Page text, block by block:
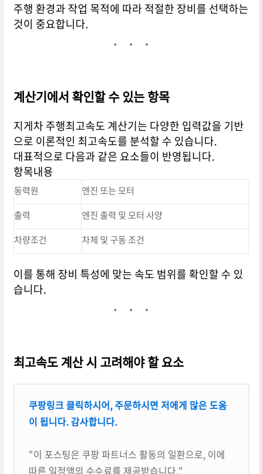
주행 환경과 작업 목적에 따라 적절한 장비를 선택하는
것이 중요합니다.
계산기에서 확인할 수 있는 항목
지게차 주행최고속도 계산기는 다양한 입력값을 기반
으로 이론적인 최고속도를 분석할 수 있습니다.
대표적으로 다음과 같은 요소들이 반영됩니다.
항목내용
동력원
엔진 또는 모터
출력
엔진 출력 및 모터 사양
차량조건
차체 및 구동 조건
이를 통해 장비 특성에 맞는 속도 범위를 확인할 수 있
습니다.
최고속도 계산 시 고려해야 할 요소
쿠팡링크 클릭하시어, 주문하시면 저에게 많은 도움
이 됩니다. 감사합니다.
"이 포스팅은 쿠팡 파트너스 활동의 일환으로, 이에
따른 일정액의 수수료를 제공받습니다."